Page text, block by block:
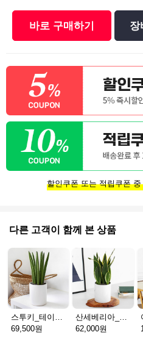
바로 구매하기 장
할인쿠폰 또는 적립쿠폰 중
다른 고객이 함께 본 상품
스투키_테이블용 D
69,500원
산세베리아_테이블용 H
62,000원